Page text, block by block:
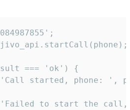
=== 'ok') {
started, phone: ',
to start the